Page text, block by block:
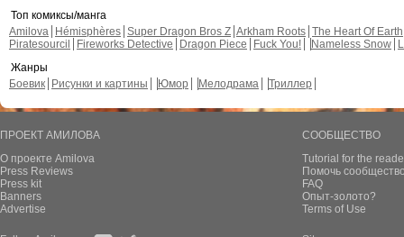
Топ комиксы/манга
Amilova
Hémisphères Super Dragon Bros Z Arkham Roots The Heart Of Earth
Piratesourcil
Fireworks Detective Dragon Piece Fuck You! Nameless Snow
Жанры
Боевик
Рисунки и картины Юмор Мелодрама Триллер
ПРОЕКТ АМИЛОВА
О проекте Amilova
Press Reviews
Press kit
Banners
Advertise
СООБЩЕСТВО
Tutorial for the
Помочь
FAQ
Опыт-золото?
Terms of Use